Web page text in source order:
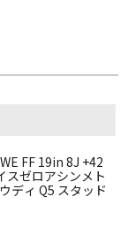
FF 19in 8J +42
スゼロアシンメト
ディ Q5 スタッド